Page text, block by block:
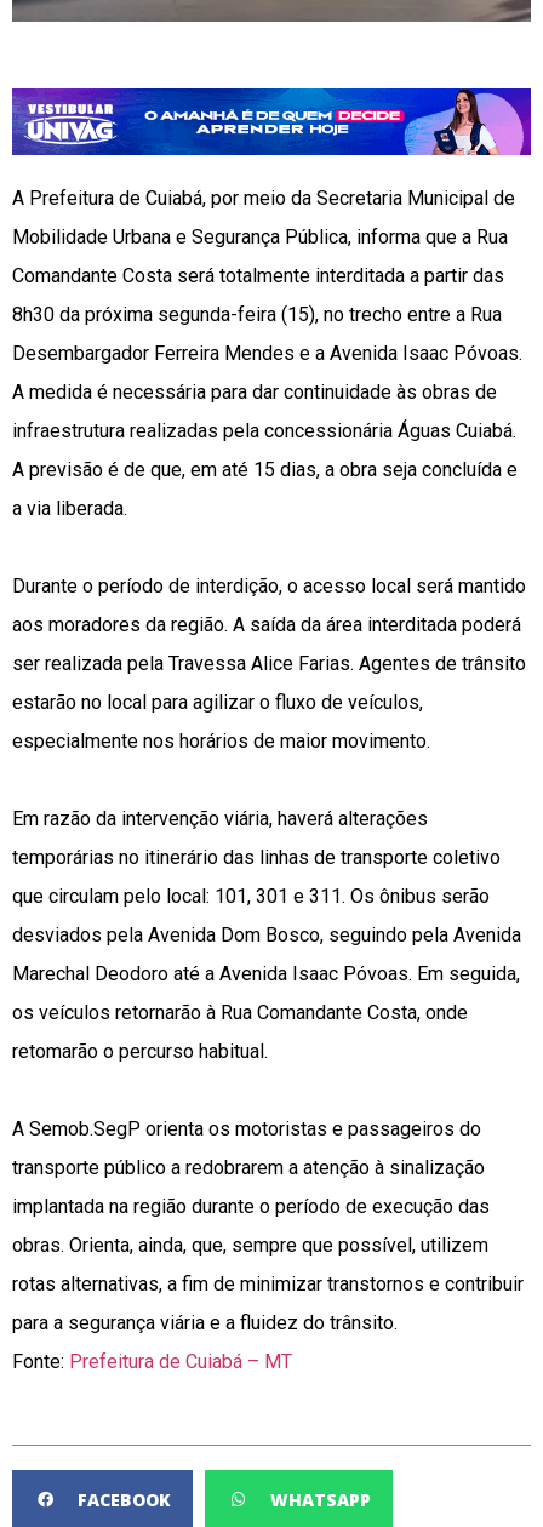
A Prefeitura de Cuiabá, por meio da Secretaria Municipal de
Mobilidade Urbana e Segurança Pública, informa que a Rua
Comandante Costa será totalmente interditada a partir das
8h30 da próxima segunda-feira (15), no trecho entre a Rua
Desembargador Ferreira Mendes e a Avenida Isaac Póvoas.
A medida é necessária para dar continuidade às obras de
infraestrutura realizadas pela concessionária Águas Cuiabá.
A previsão é de que, em até 15 dias, a obra seja concluída e
a via liberada.
Durante o período de interdição, o acesso local será mantido
aos moradores da região. A saída da área interditada poderá
ser realizada pela Travessa Alice Farias. Agentes de trânsito
estarão no local para agilizar o fluxo de veículos,
especialmente nos horários de maior movimento.
Em razão da intervenção viária, haverá alterações
temporárias no itinerário das linhas de transporte coletivo
que circulam pelo local: 101, 301 e 311. Os ônibus serão
desviados pela Avenida Dom Bosco, seguindo pela Avenida
Marechal Deodoro até a Avenida Isaac Póvoas. Em seguida,
os veículos retornarão à Rua Comandante Costa, onde
retomarão o percurso habitual.
A Semob.SegP orienta os motoristas e passageiros do
transporte público a redobrarem a atenção à sinalização
implantada na região durante o período de execução das
obras. Orienta, ainda, que, sempre que possível, utilizem
rotas alternativas, a fim de minimizar transtornos e contribuir
para a segurança viária e a fluidez do trânsito.
Fonte: Prefeitura de Cuiabá – MT
FACEBOOK WHATSAPP